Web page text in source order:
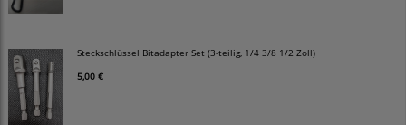
Steckschlüssel Bitadapter Set (3-teilig, 1/4 3/8 1/2 Zoll)
5,00 €